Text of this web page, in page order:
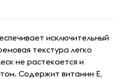
исключительный
текстура легко
не растекается и
Содержит витамин Е,